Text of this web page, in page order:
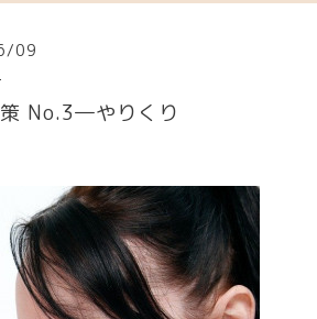
/09
No.3―やりくり